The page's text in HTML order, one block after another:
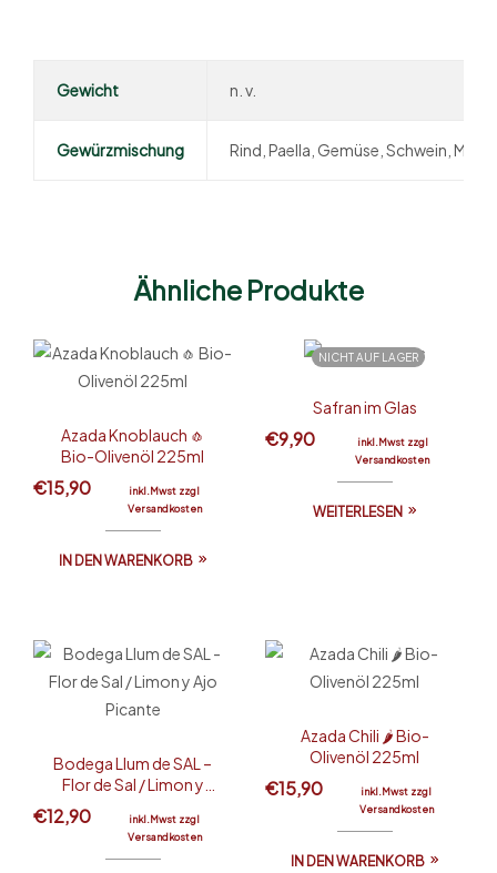
Gewicht n. v.
Gewürzmischung Rind, Paella, Gemüse, Schwein,
Ähnliche Produkte
Azada Knoblauch 🧄
Bio-Olivenöl 225ml
€15,90
inkl.Mwst zzgl
Versandkosten
IN DEN WARENKORB
NICHT AUF LAGER
Safran im Glas
€9,90
inkl.Mwst zzgl
Versandkosten
WEITERLESEN
Bodega Llum de SAL –
Flor de Sal / Limon y
€12,90
inkl.Mwst zzgl
Versandkosten
Azada Chili 🌶 Bio-
Olivenöl 225ml
€15,90
inkl.Mwst zzgl
Versandkosten
IN DEN WARENKORB